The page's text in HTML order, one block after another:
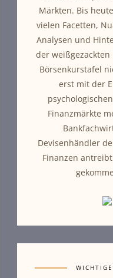
Märkten. Bis
vielen Facetten,
Analysen und
der
Börsenkurstafel
erst mit der
Finanzmärkte
Devisenhändler
Finanzen